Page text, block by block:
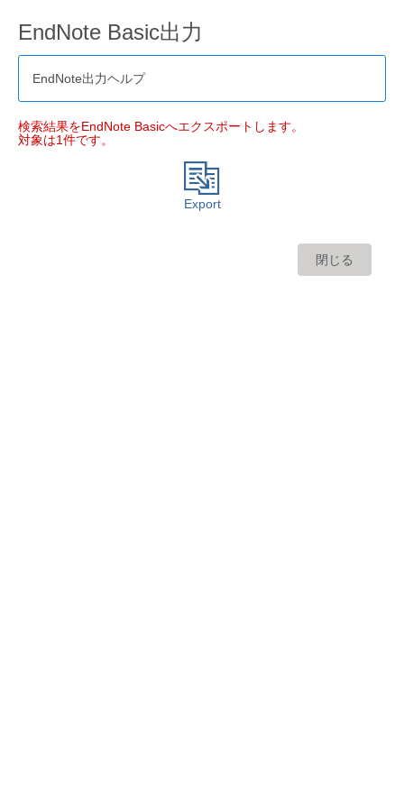
EndNote Basic出力
EndNote出力ヘルプ
検索結果をEndNote Basicへエクスポートします。
対象は1件です。
Export